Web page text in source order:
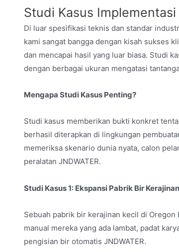
Studi Kasus
Di luar spesifikasi teknis dan standar
kami sangat bangga dengan kisah sukses
dan mencapai hasil yang luar biasa. Studi
dengan berbagai ukuran mengatasi
Mengapa Studi Kasus Penting?
Studi kasus memberikan bukti konkret
berhasil diterapkan di lingkungan
memeriksa skenario dunia nyata, calon
peralatan JNDWATER.
Studi Kasus 1: Ekspansi Pabrik Bir Kerajinan
Sebuah pabrik bir kerajinan kecil di
manual mereka yang ada lambat, padat
pengisian bir otomatis JNDWATER.